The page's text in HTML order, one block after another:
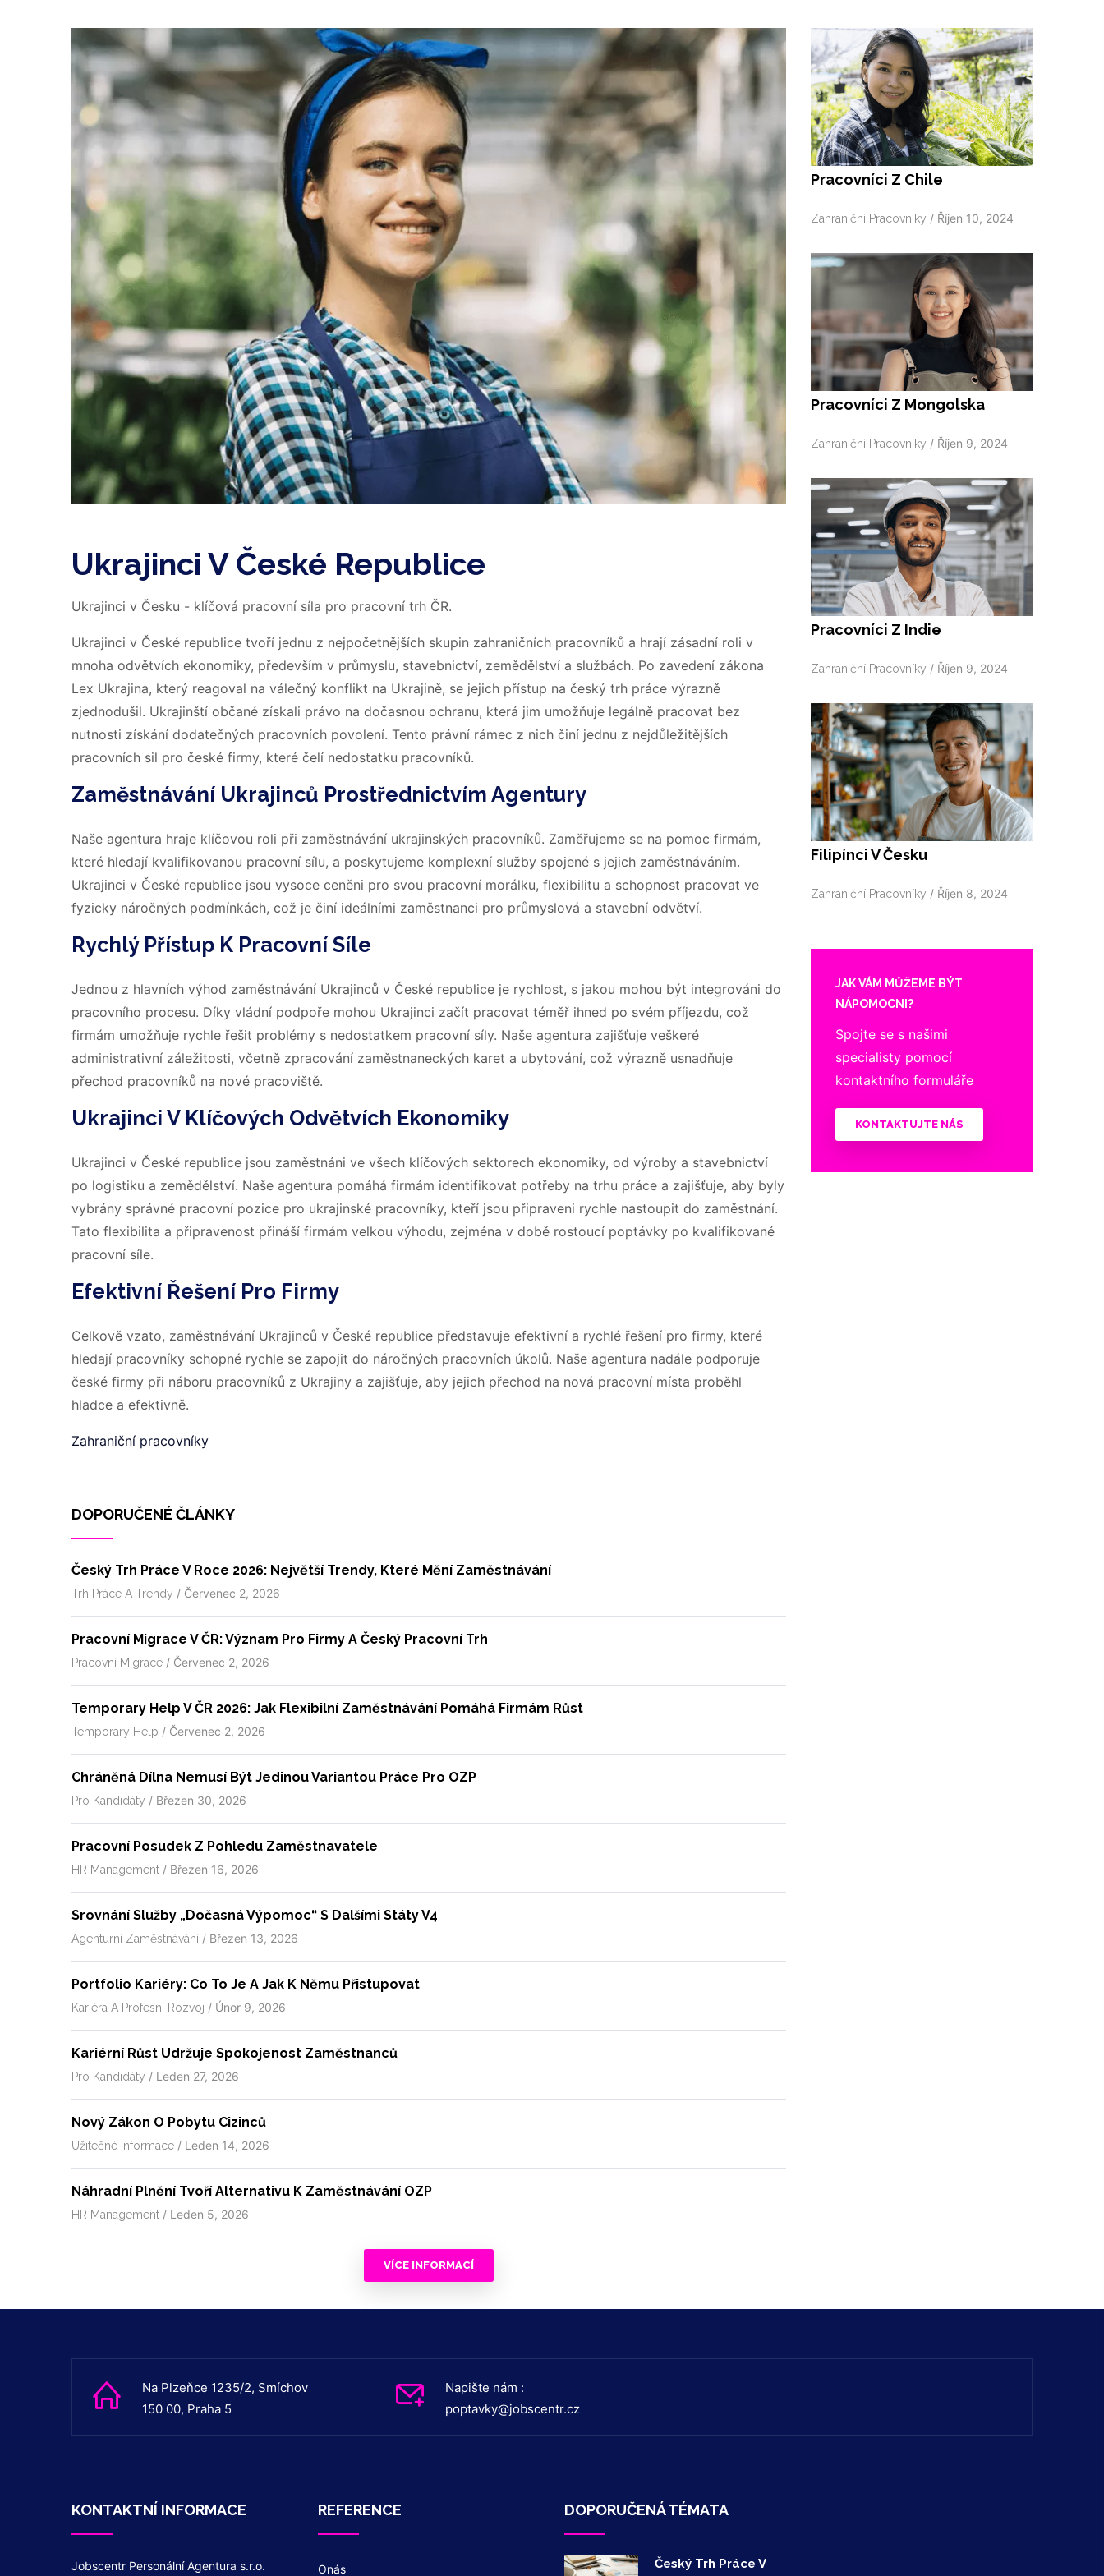
Ukrajinci V České Republice
Ukrajinci v Česku - klíčová pracovní síla pro pracovní trh ČR.
Ukrajinci v České republice tvoří jednu z nejpočetnějších skupin zahraničních pracovníků a hrají zásadní roli v
mnoha odvětvích ekonomiky, především v průmyslu, stavebnictví, zemědělství a službách. Po zavedení zákona
Lex Ukrajina, který reagoval na válečný konflikt na Ukrajině, se jejich přístup na český trh práce výrazně
zjednodušil. Ukrajinští občané získali právo na dočasnou ochranu, která jim umožňuje legálně pracovat bez
nutnosti získání dodatečných pracovních povolení. Tento právní rámec z nich činí jednu z nejdůležitějších
pracovních sil pro české firmy, které čelí nedostatku pracovníků.
Zaměstnávání Ukrajinců Prostřednictvím Agentury
Naše agentura hraje klíčovou roli při zaměstnávání ukrajinských pracovníků. Zaměřujeme se na pomoc firmám,
které hledají kvalifikovanou pracovní sílu, a poskytujeme komplexní služby spojené s jejich zaměstnáváním.
Ukrajinci v České republice jsou vysoce ceněni pro svou pracovní morálku, flexibilitu a schopnost pracovat ve
fyzicky náročných podmínkách, což je činí ideálními zaměstnanci pro průmyslová a stavební odvětví.
Rychlý Přístup K Pracovní Síle
Jednou z hlavních výhod zaměstnávání Ukrajinců v České republice je rychlost, s jakou mohou být integrováni do
pracovního procesu. Díky vládní podpoře mohou Ukrajinci začít pracovat téměř ihned po svém příjezdu, což
firmám umožňuje rychle řešit problémy s nedostatkem pracovní síly. Naše agentura zajišťuje veškeré
administrativní záležitosti, včetně zpracování zaměstnaneckých karet a ubytování, což výrazně usnadňuje
přechod pracovníků na nové pracoviště.
Ukrajinci V Klíčových Odvětvích Ekonomiky
Ukrajinci v České republice jsou zaměstnáni ve všech klíčových sektorech ekonomiky, od výroby a stavebnictví
po logistiku a zemědělství. Naše agentura pomáhá firmám identifikovat potřeby na trhu práce a zajišťuje, aby byly
vybrány správné pracovní pozice pro ukrajinské pracovníky, kteří jsou připraveni rychle nastoupit do zaměstnání.
Tato flexibilita a připravenost přináší firmám velkou výhodu, zejména v době rostoucí poptávky po kvalifikované
pracovní síle.
Efektivní Řešení Pro Firmy
Celkově vzato, zaměstnávání Ukrajinců v České republice představuje efektivní a rychlé řešení pro firmy, které
hledají pracovníky schopné rychle se zapojit do náročných pracovních úkolů. Naše agentura nadále podporuje
české firmy při náboru pracovníků z Ukrajiny a zajišťuje, aby jejich přechod na nová pracovní místa proběhl
hladce a efektivně.
Zahraniční pracovníky
DOPORUČENÉ ČLÁNKY
Český Trh Práce V Roce 2026: Největší Trendy, Které Mění Zaměstnávání
Trh Práce A Trendy / Červenec 2, 2026
Pracovní Migrace V ČR: Význam Pro Firmy A Český Pracovní Trh
Pracovní Migrace / Červenec 2, 2026
Temporary Help V ČR 2026: Jak Flexibilní Zaměstnávání Pomáhá Firmám Růst
Temporary Help / Červenec 2, 2026
Chráněná Dílna Nemusí Být Jedinou Variantou Práce Pro OZP
Pro Kandidáty / Březen 30, 2026
Pracovní Posudek Z Pohledu Zaměstnavatele
HR Management / Březen 16, 2026
Srovnání Služby „dočasná Výpomoc“ S Dalšími Státy V4
Agenturní Zaměstnávání / Březen 13, 2026
Portfolio Kariéry: Co To Je A Jak K Němu Přistupovat
Kariéra A Profesní Rozvoj / Únor 9, 2026
Kariérní Růst Udržuje Spokojenost Zaměstnanců
Pro Kandidáty / Leden 27, 2026
Nový Zákon O Pobytu Cizinců
Užitečné Informace / Leden 14, 2026
Náhradní Plnění Tvoří Alternativu K Zaměstnávání OZP
HR Management / Leden 5, 2026
VÍCE INFORMACÍ
Pracovníci Z Chile
Zahraniční Pracovníky / Říjen 10, 2024
Pracovníci Z Mongolska
Zahraniční Pracovníky / Říjen 9, 2024
Pracovníci Z Indie
Zahraniční Pracovníky / Říjen 9, 2024
Filipínci V Česku
Zahraniční Pracovníky / Říjen 8, 2024
JAK VÁM MŮŽEME BÝT
NÁPOMOCNI?
Spojte se s našimi
specialisty pomocí
kontaktního formuláře
KONTAKTUJTE NÁS
Na Plzeňce 1235/2, Smíchov
150 00, Praha 5
Napište nám :
poptavky@jobscentr.cz
KONTAKTNÍ INFORMACE
Jobscentr Personální Agentura s.r.o.
REFERENCE
Onás
DOPORUČENÁ TÉMATA
Český Trh Práce V